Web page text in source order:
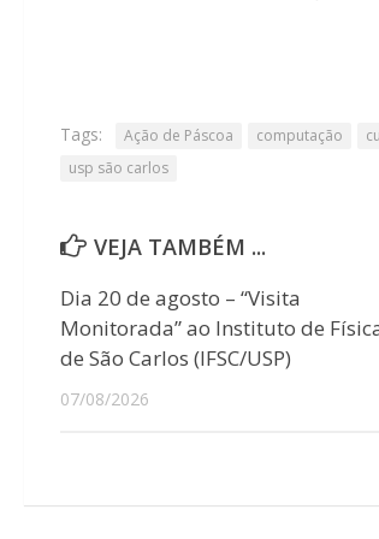
Tags: Ação de Páscoa computação
usp são carlos
VEJA TAMBÉM ...
Dia 20 de agosto – “Visita
Monitorada” ao Instituto de
de São Carlos (IFSC/USP)
07/08/2026